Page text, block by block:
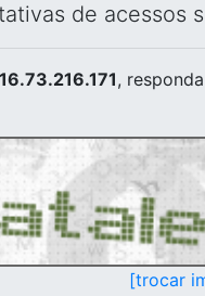
de acessos
,
[trocar